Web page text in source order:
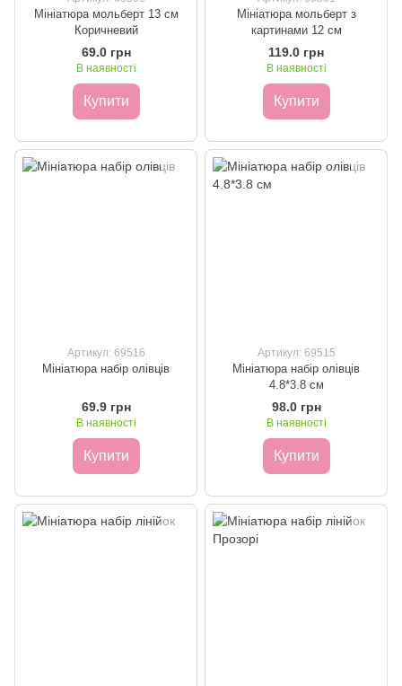
Мініатюра мольберт 13 см
Коричневий
69.0 грн
В наявності
Купити
Мініатюра мольберт з
картинами 12 см
119.0 грн
В наявності
Купити
Артикул: 69516
Мініатюра набір олівців
69.9 грн
В наявності
Купити
Артикул: 69515
Мініатюра набір олівців
4.8*3.8 см
98.0 грн
В наявності
Купити